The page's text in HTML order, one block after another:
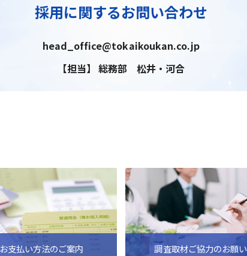
採用に関するお問い合わせ
head_office@tokaikoukan.co.jp
【担当】 総務部 松井・河合
お支払い方法のご案内 調査取材ご協力のお願い